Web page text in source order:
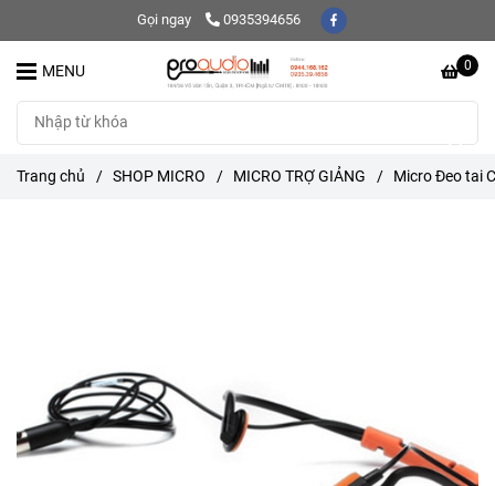
Gọi ngay 0935394656
0
MENU
Trang chủ / SHOP MICRO / MICRO TRỢ GIẢNG / Micro Đeo tai